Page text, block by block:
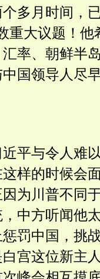
多月时间，
重大议题！
率、朝鲜半
国领导人尽
平与令人难
样的时候会
为川普不同
中方听闻他
罚中国，挑
宫这位新主